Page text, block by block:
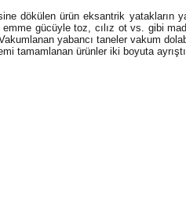
dökülen ürün eksantrik
gücüyle toz, cılız ot vs. gibi
yabancı taneler vakum
tamamlanan ürünler iki boyuta